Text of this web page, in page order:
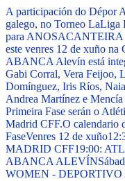
A participación do Dépor
galego, no Torneo LaLiga
para ANOSACANTEIRA
este venres 12 de xuño
ABANCA Alevín está
Gabi Corral, Vera Feijoo,
Domínguez, Iris Ríos,
Andrea Martínez e Mencía
Primeira Fase serán o
Madrid CFF.O calendario
FaseVenres 12 de xuño
MADRID CFF19:00:
ABANCA ALEVÍN
WOMEN -